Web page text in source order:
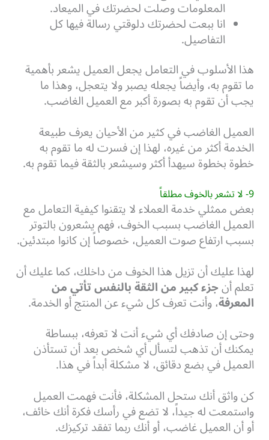
المعلومات وصلت لحضرتك في الميعاد.
انا ببعت لحضرتك دلوقتي رسالة فيها كل
التفاصيل.
هذا الأسلوب في التعامل يجعل العميل يشعر بأهمية
ما تقوم به، وأيضاً يجعله يصبر ولا يتعجل، وهذا ما
يجب أن تقوم به بصورة أكبر مع العميل الغاضب.
العميل الغاضب في كثير من الأحيان يعرف طبيعة
الخدمة أكثر من غيره، لهذا إن فسرت له ما تقوم به
خطوة بخطوة سيهدأ أكثر وسيشعر بالثقة فيما تقوم به.
9- لا تشعر بالخوف مطلقاً
بعض ممثلي خدمة العملاء لا يتقنوا كيفية التعامل مع
العميل الغاضب بسبب الخوف، فهم يشعرون بالتوتر
بسبب ارتفاع صوت العميل، خصوصاً إن كانوا مبتدئين.
لهذا عليك أن تزيل هذا الخوف من داخلك، كما عليك أن
تعلم أنجزء كبير من الثقة بالنفس تأتي من
المعرفة، وأنت تعرف كل شيء عن المنتج أو الخدمة.
وحتى إن صادفك أي شيء أنت لا تعرفه، ببساطة
يمكنك أن تذهب لتسأل أي شخص بعد أن تستأذن
العميل في بضع دقائق، لا مشكلة أبداً في هذا.
كن واثق أنك ستحل المشكلة، فأنت فهمت العميل
واستمعت له جيداً، لا تضع في رأسك فكرة أنك خائف،
أو أن العميل غاضب، أو أنك ربما تفقد تركيزك.